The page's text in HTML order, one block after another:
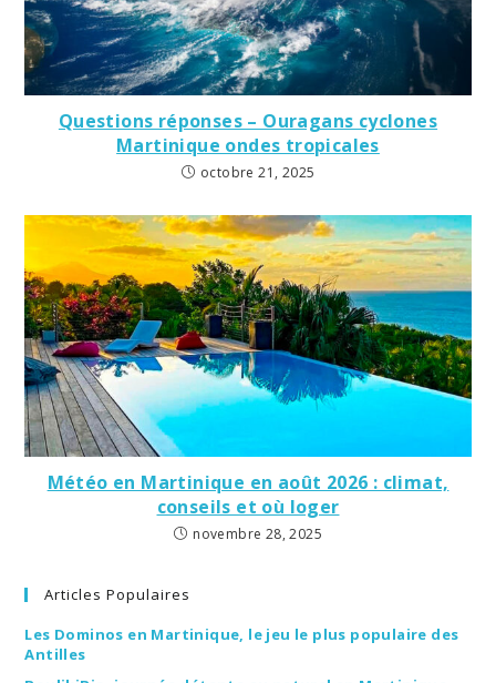
Questions réponses – Ouragans cyclones
Martinique ondes tropicales
octobre 21, 2025
Météo en Martinique en août 2026 : climat,
conseils et où loger
novembre 28, 2025
Articles Populaires
Les Dominos en Martinique, le jeu le plus populaire des
Antilles